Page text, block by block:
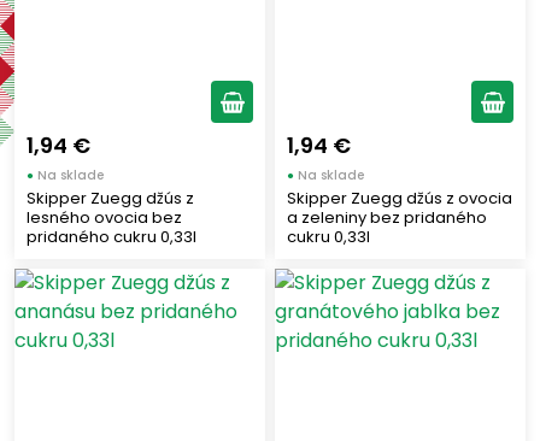
Výhody - Vlastnosti produktu
Regióny Talianska
1,94 €
● Na sklade
Skipper Zuegg džús z
lesného ovocia bez
pridaného cukru 0,33l
1,94 €
● Na sklade
Skipper Zuegg džús z ovocia
a zeleniny bez pridaného
cukru 0,33l